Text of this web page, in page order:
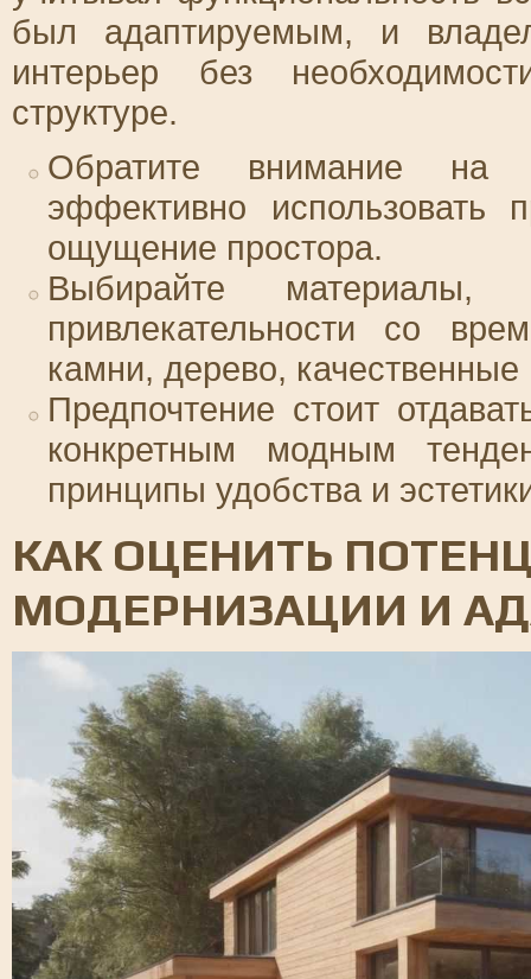
был адаптируемым, и
интерьер без
структуре.
Обратите внимание на
эффективно использовать
ощущение простора.
Выбирайте
привлекательности со
камни, дерево,
Предпочтение стоит
конкретным модным
принципы удобства и
КАК ОЦЕНИТЬ
МОДЕРНИЗАЦИИ И